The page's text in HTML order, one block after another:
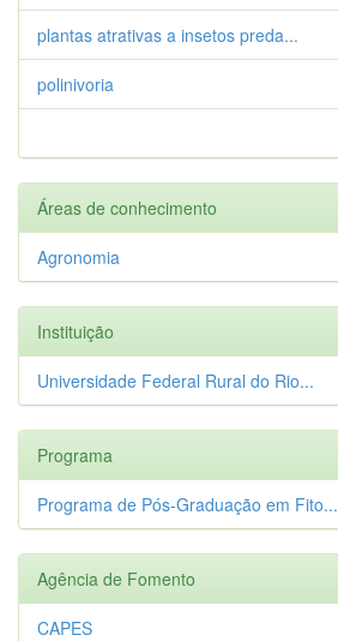
plantas atrativas a insetos preda...
polinivoria
Áreas de conhecimento
Agronomia
Instituição
Universidade Federal Rural do Rio...
Programa
Programa de Pós-Graduação em Fito...
Agência de Fomento
CAPES